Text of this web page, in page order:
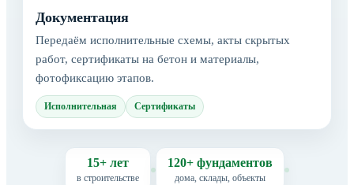
Документация
Передаём исполнительные схемы, акты скрытых
работ, сертификаты на бетон и материалы,
фотофиксацию этапов.
Исполнительная Сертификаты
15+ лет
в строительстве
120+ фундаментов
дома, склады, объекты